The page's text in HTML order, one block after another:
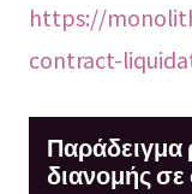
https://
contract-
Παράδειγμα
διανομής